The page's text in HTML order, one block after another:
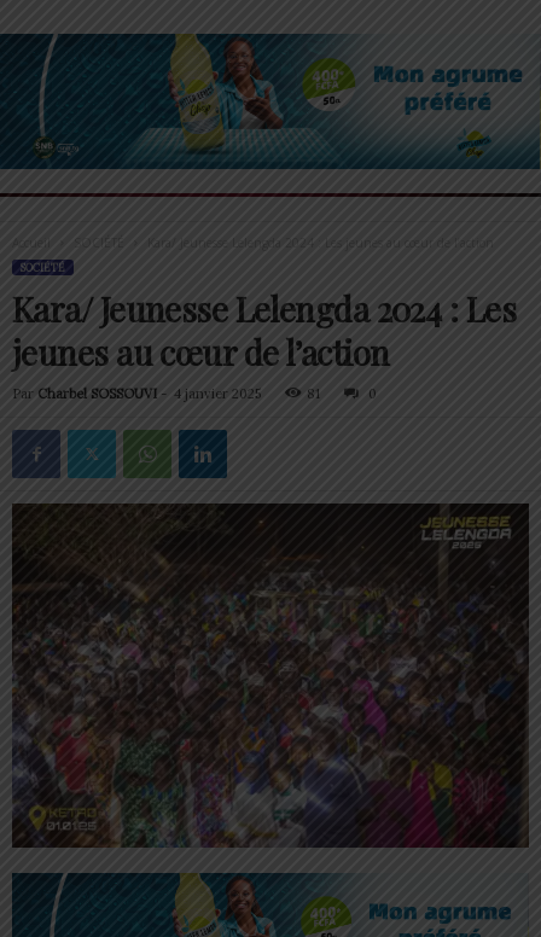
Accueil Kara/ Jeunesse Lelengda 2024 : Les jeunes au cœur de l’action
SOCIÉTÉ
Kara/ Jeunesse Lelengda 2024 : Les
jeunes au cœur de l’action
Par Charbel SOSSOUVI - 4 janvier 2025 81 0